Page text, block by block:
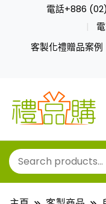
電話+886
客製化禮贈品案例